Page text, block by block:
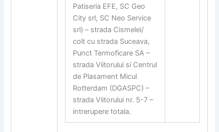
Patiseria EFE, SC Geo
City srl, SC Neo Service
srl) – strada Cismelei/
colt cu strada Suceava,
Punct Termoficare SA –
strada Viitorului si Centrul
de Plasament Micul
Rotterdam (DGASPC) –
strada Viitorului nr. 5-7 –
intrerupere totala.